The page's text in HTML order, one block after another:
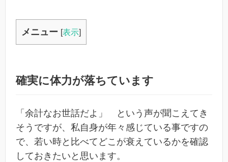
メニュー [表示]
確実に体力が落ちています
「余計なお世話だよ」 という声が聞こえてき
そうですが、私自身が年々感じている事ですの
で、若い時と比べてどこが衰えているかを確認
しておきたいと思います。